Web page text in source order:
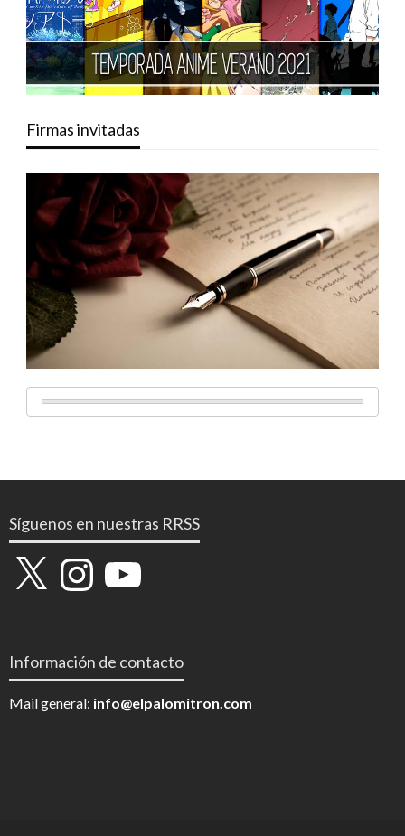
Firmas invitadas
Síguenos en nuestras RRSS
X InstagramYouTube
Información de contacto
Mail general: info@elpalomitron.com